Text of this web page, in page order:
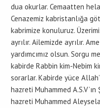
dua okurlar. Cemaatten
Cenazemiz kabristanlığa
kabrimize konuluruz.
ayrılır. Ailemizde ayrılır.
yardımcımız olsun. Sorgu
kabirde Rabbin kim-Nebim
sorarlar. Kabirde yüce
hazreti Muhammed
hazreti Muhammed